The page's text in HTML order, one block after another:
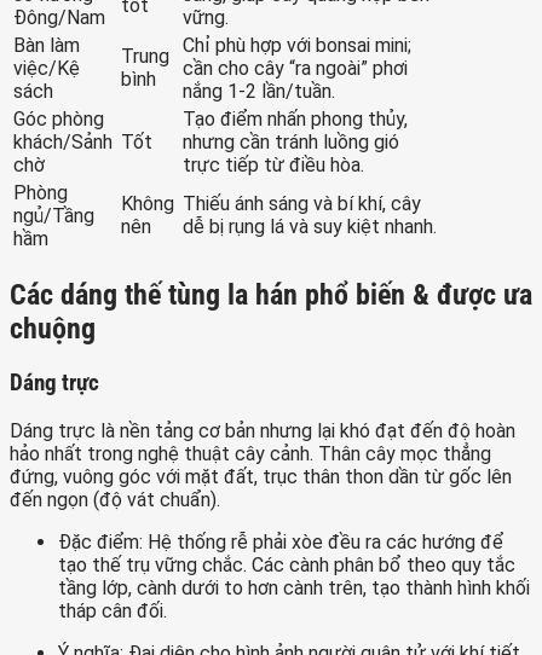
Đông/Nam
tốt
vững.
Bàn làm
việc/Kệ
sách
Trung
bình
Chỉ phù hợp với bonsai mini;
cần cho cây “ra ngoài” phơi
nắng 1-2 lần/tuần.
Góc phòng
khách/Sảnh
chờ
Tốt
Tạo điểm nhấn phong thủy,
nhưng cần tránh luồng gió
trực tiếp từ điều hòa.
Phòng
ngủ/Tầng
hầm
Không
nên
Thiếu ánh sáng và bí khí, cây
dễ bị rụng lá và suy kiệt nhanh.
Các dáng thế tùng la hán phổ biến & được ưa
chuộng
Dáng trực
Dáng trực là nền tảng cơ bản nhưng lại khó đạt đến độ hoàn
hảo nhất trong nghệ thuật cây cảnh. Thân cây mọc thẳng
đứng, vuông góc với mặt đất, trục thân thon dần từ gốc lên
đến ngọn (độ vát chuẩn).
Đặc điểm: Hệ thống rễ phải xòe đều ra các hướng để
tạo thế trụ vững chắc. Các cành phân bổ theo quy tắc
tầng lớp, cành dưới to hơn cành trên, tạo thành hình khối
tháp cân đối.